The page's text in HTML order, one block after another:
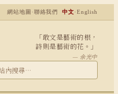
網站地圖 ·聯絡我們 中文·English
「敢文是藝術的根，
詩則是藝術的花。」
— 余光中